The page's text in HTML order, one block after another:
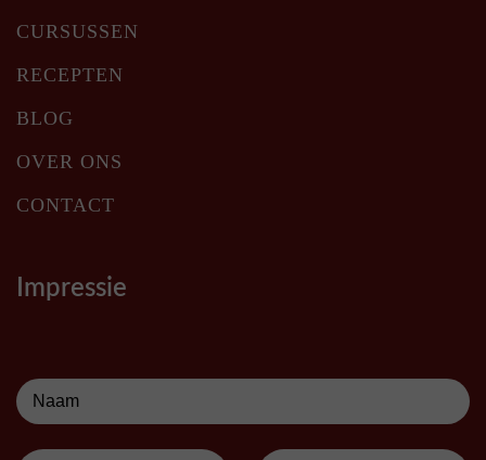
CURSUSSEN
RECEPTEN
BLOG
OVER ONS
CONTACT
Impressie